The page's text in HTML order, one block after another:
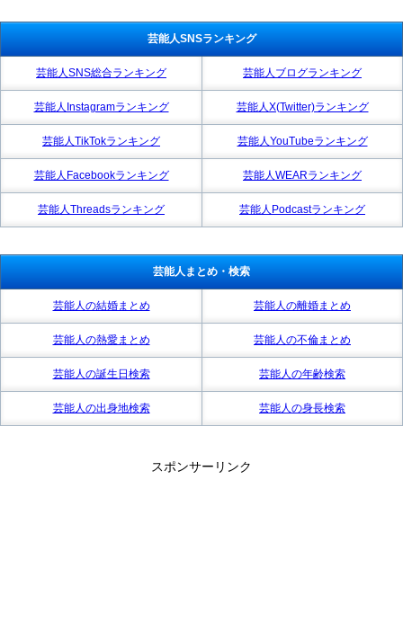
芸能人SNSランキング
芸能人SNS総合ランキング 芸能人ブログランキング
芸能人Instagramランキング 芸能人X(Twitter)ランキング
芸能人TikTokランキング 芸能人YouTubeランキング
芸能人Facebookランキング 芸能人WEARランキング
芸能人Threadsランキング 芸能人Podcastランキング
芸能人まとめ・検索
芸能人の結婚まとめ 芸能人の離婚まとめ
芸能人の熱愛まとめ 芸能人の不倫まとめ
芸能人の誕生日検索 芸能人の年齢検索
芸能人の出身地検索 芸能人の身長検索
スポンサーリンク